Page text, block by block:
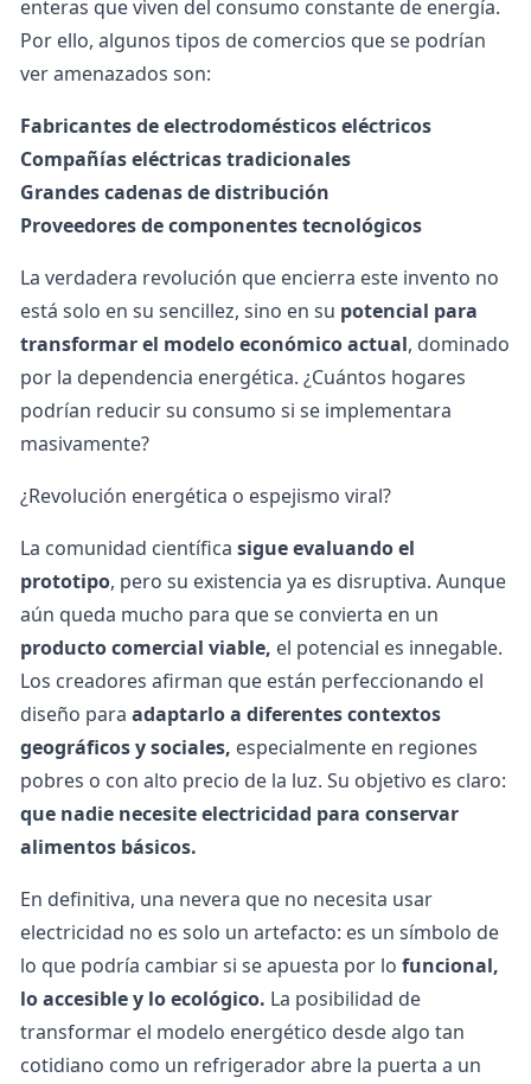
enteras que viven del consumo constante de energía.
Por ello, algunos tipos de comercios que se podrían
ver amenazados son:
Fabricantes de electrodomésticos eléctricos
Compañías eléctricas tradicionales
Grandes cadenas de distribución
Proveedores de componentes tecnológicos
La verdadera revolución que encierra este invento no
está solo en su sencillez, sino en su potencial para
transformar el modelo económico actual, dominado
por la dependencia energética. ¿Cuántos hogares
podrían reducir su consumo si se implementara
masivamente?
¿Revolución energética o espejismo viral?
La comunidad científica sigue evaluando el
prototipo, pero su existencia ya es disruptiva. Aunque
aún queda mucho para que se convierta en un
producto comercial viable, el potencial es innegable.
Los creadores afirman que están perfeccionando el
diseño para adaptarlo a diferentes contextos
geográficos y sociales, especialmente en regiones
pobres o con alto precio de la luz. Su objetivo es claro:
que nadie necesite electricidad para conservar
alimentos básicos.
En definitiva, una nevera que no necesita usar
electricidad no es solo un artefacto: es un símbolo de
lo que podría cambiar si se apuesta por lo funcional,
lo accesible y lo ecológico. La posibilidad de
transformar el modelo energético desde algo tan
cotidiano como un refrigerador abre la puerta a un